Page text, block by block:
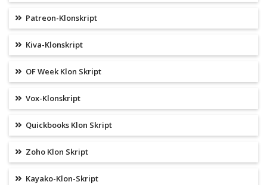
Patreon-Klonskript
Kiva-Klonskript
OF Week Klon Skript
Vox-Klonskript
Quickbooks Klon Skript
Zoho Klon Skript
Kayako-Klon-Skript